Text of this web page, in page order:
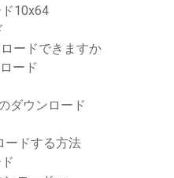
10x64
ードできますか
ード
ダウンロード
ードする方法